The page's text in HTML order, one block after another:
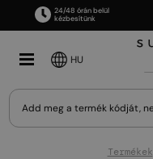
24/48 órán belül
kézbesítünk
HU
Termékek